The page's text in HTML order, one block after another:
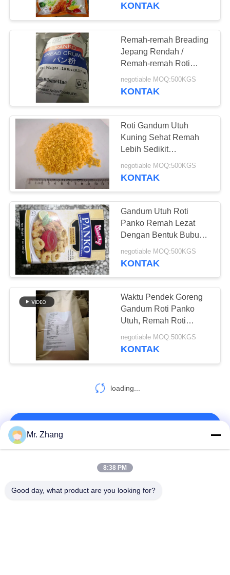
KONTAK
Remah-remah Breading
Jepang Rendah /
Remah-remah Roti
Panko Polos Ukuran 4-
6mm
negotiable MOQ:500KGS
KONTAK
Roti Gandum Utuh
Kuning Sehat Remah
Lebih Sedikit
Penyerapan Minyak
Untuk Restoran
negotiable MOQ:500KGS
KONTAK
Gandum Utuh Roti
Panko Remah Lezat
Dengan Bentuk Bubuk /
Jarum
negotiable MOQ:500KGS
KONTAK
Waktu Pendek Goreng
Gandum Roti Panko
Utuh, Remah Roti
Kering Halus
negotiable MOQ:500KGS
KONTAK
loading...
Bad Request
Mr. Zhang
8:38 PM
Good day, what product are you looking for?